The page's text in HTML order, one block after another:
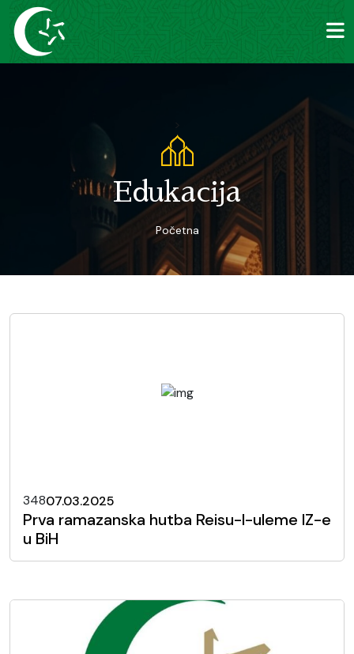
Edukacija
Početna
34807.03.2025
Prva ramazanska hutba Reisu-l-uleme IZ-e
u BiH